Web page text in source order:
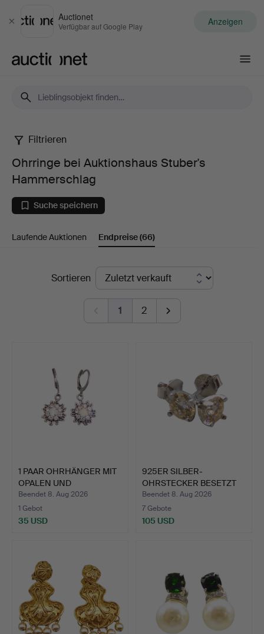
Schließen
Auctionet
Verfügbar auf Google Play Anzeigen
Ohrringe
bei
Auktionshaus
Stuber's
Filtrieren
Ohrringe bei Auktionshaus Stuber's
Hammerschlag
Suche speichern
Laufende Auktionen Endpreise(66)
EndpreiseSortieren
1 2
1 PAAR OHRHÄNGER MIT
OPALEN UND
STRASSBESA…
Beendet 8. Aug 2026
1 Gebot
35 USD
925ER SILBER-
OHRSTECKER BESETZT
MIT MOISSA…
Beendet 8. Aug 2026
7 Gebote
105 USD